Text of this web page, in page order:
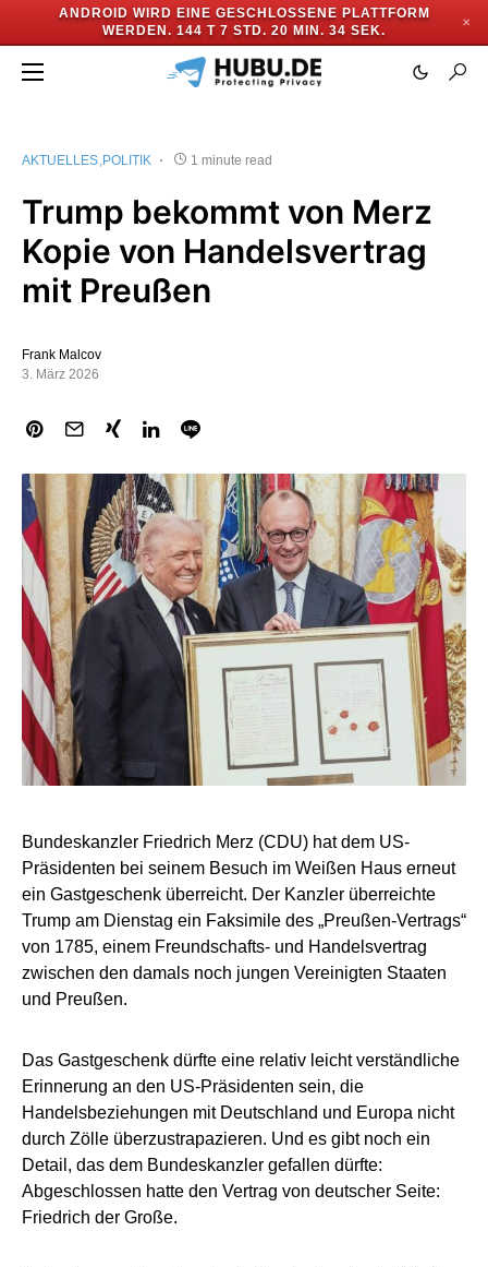
ANDROID WIRD EINE GESCHLOSSENE PLATTFORM
WERDEN. 144 T 7 STD. 20 MIN. 34 SEK.
✕
AKTUELLES POLITIK 1 minute read
Trump bekommt von Merz
Kopie von Handelsvertrag
mit Preußen
Frank Malcov
3. März 2026
Bundeskanzler Friedrich Merz (CDU) hat dem US-
Präsidenten bei seinem Besuch im Weißen Haus erneut
ein Gastgeschenk überreicht. Der Kanzler überreichte
Trump am Dienstag ein Faksimile des „Preußen-Vertrags“
von 1785, einem Freundschafts- und Handelsvertrag
zwischen den damals noch jungen Vereinigten Staaten
und Preußen.
Das Gastgeschenk dürfte eine relativ leicht verständliche
Erinnerung an den US-Präsidenten sein, die
Handelsbeziehungen mit Deutschland und Europa nicht
durch Zölle überzustrapazieren. Und es gibt noch ein
Detail, das dem Bundeskanzler gefallen dürfte:
Abgeschlossen hatte den Vertrag von deutscher Seite:
Friedrich der Große.